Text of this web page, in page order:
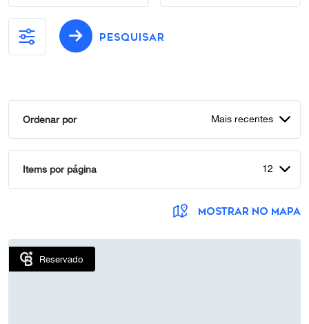
PESQUISAR
Ordenar por Mais recentes
Items por página 12
MOSTRAR NO MAPA
Reservado